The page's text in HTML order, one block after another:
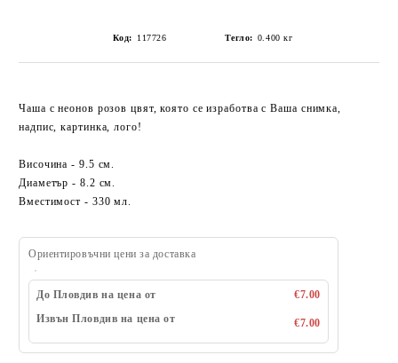
Код: 117726 Тегло: 0.400 кг
Чаша с неонов розов цвят, която се изработва с Ваша снимка,
надпис, картинка, лого!
Височина - 9.5 см.
Диаметър - 8.2 см.
Вместимост - 330 мл.
Ориентировъчни цени за доставка
До Пловдив на цена от
€7.00
Извън Пловдив на цена от
€7.00